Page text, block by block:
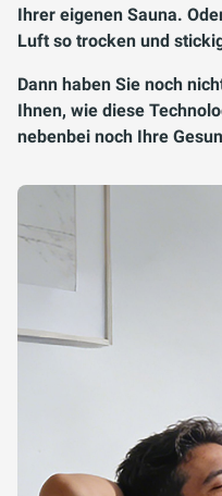
Ihrer eigenen Sauna.
Luft so trocken und
Dann haben Sie noch
Ihnen, wie diese
nebenbei noch Ihre